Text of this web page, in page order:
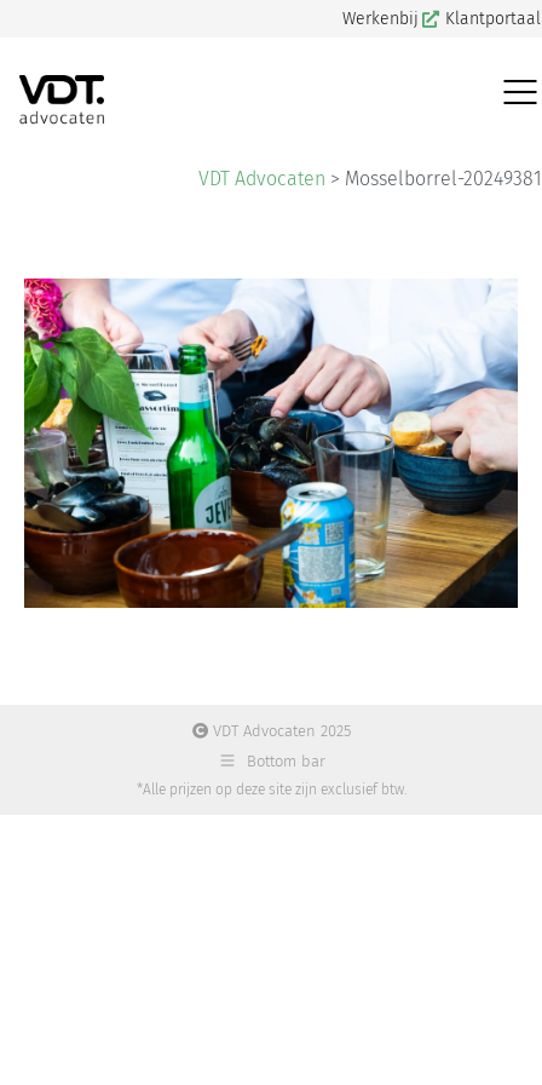
Werkenbij Klantportaal
VDT Advocaten > Mosselborrel-20249381
VDT Advocaten 2025
Bottom bar
*Alle prijzen op deze site zijn exclusief btw.